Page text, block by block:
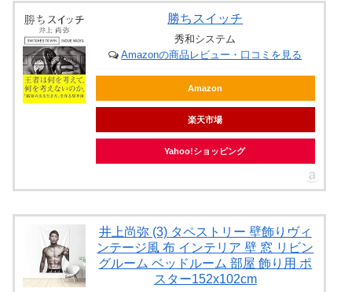
勝ちスイッチ
秀和システム
Amazonの商品レビュー・口コミを見る
Amazon
楽天市場
Yahoo!ショッピング
井上尚弥 (3) タペストリー 壁飾りヴィ
ンテージ風 布 インテリア 壁 窓 リビン
グルーム ベッドルーム 部屋 飾り用 ポ
スター152x102cm